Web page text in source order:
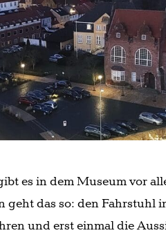
es in dem Museum vor
geht das so: den Fahrstuhl
und erst einmal die